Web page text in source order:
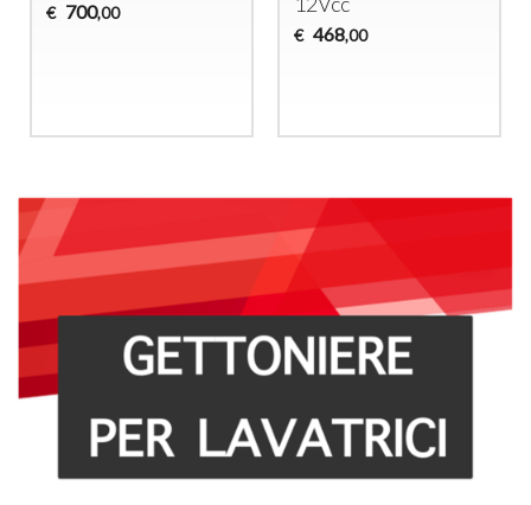
€ 700,00
€ 468,00